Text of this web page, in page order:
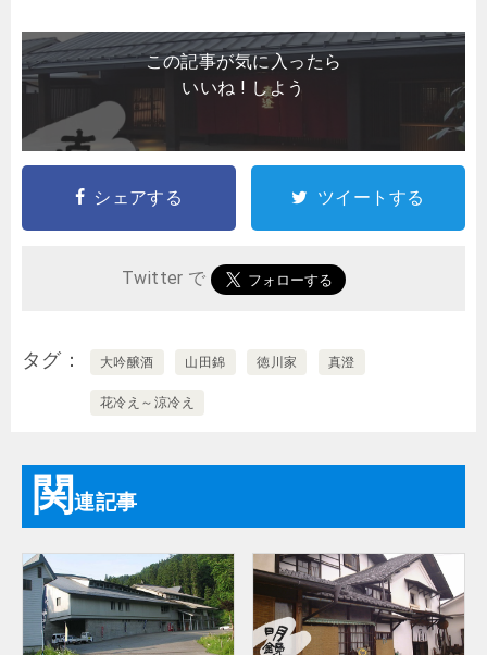
この記事が気に入ったら
いいね ! しよう
シェアする ツイートする
Twitter で
タグ 大吟醸酒 山田錦 徳川家 真澄
花冷え～涼冷え
関連記事